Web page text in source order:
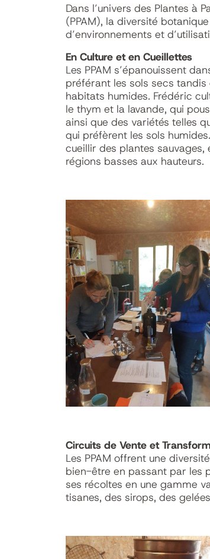
Dans l’univers des Plantes à
(PPAM), la diversité
d’environnements et
En Culture et en Cueillettes
Les PPAM s’épanouissent
préférant les sols secs tandis
habitats humides. Frédéric
le thym et la lavande, qui
ainsi que des variétés telles
qui préfèrent les sols
cueillir des plantes
régions basses aux hauteurs.
Circuits de Vente et
Les PPAM offrent une
bien-être en passant par les
ses récoltes en une gamme
tisanes, des sirops, des